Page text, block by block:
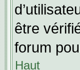
être
forum
Haut